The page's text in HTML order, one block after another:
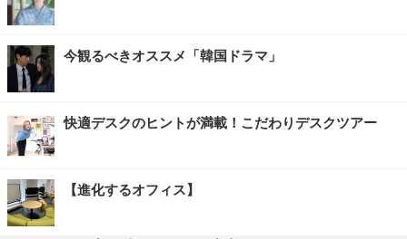
今観るべきオススメ「韓国ドラマ」
快適デスクのヒントが満載！こだわりデスクツアー
【進化するオフィス】